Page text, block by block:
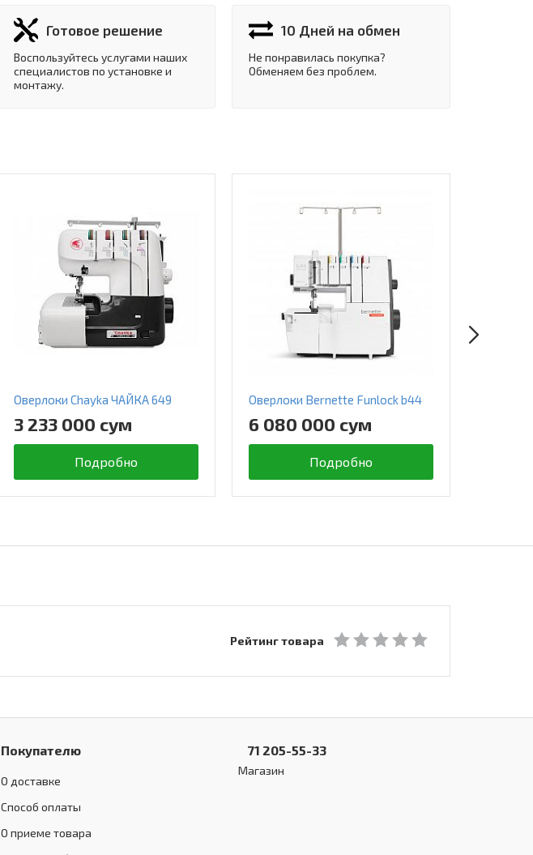
Готовое решение
Воспользуйтесь услугами наших
специалистов по установке и
монтажу.
10 Дней на обмен
Не понравилась покупка?
Обменяем без проблем.
Оверлоки Chayka ЧАЙКА 649
3 233 000 сум
Подробно
Оверлоки Bernette Funlock b44
6 080 000 сум
Подробно
Рейтинг товара
Покупателю
О доставке
Способ оплаты
О приеме товара
71 205-55-33
Магазин